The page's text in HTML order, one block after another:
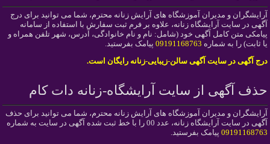
آرایشگران و مدیران آموزشگاه های آرایش زنانه محترم، شما می توانید برای درج
آگهی در سایت آرایشگاه زنانه، علاوه بر فرم ثبت سفارش با استفاده از سامانه
پیامکی متن کامل آگهی خود (شامل: نام و نام خانوادگی، آدرس، شهر تلفن همراه و
یا ثابت) را به شماره 09191168763 پیامک بفرستید.
درج آگهی در سایت آگهی سالن-زیبایی-زنانه رایگان است.
حذف آگهی از سایت آرایشگاه-زنانه دات کام
آرایشگران و مدیران آموزشگاه های آرایش زنانه محترم، شما می توانید برای حذف
آگهی در سایت آرایشگاه زنانه، عدد 00 را با خط ثبت شده آگهی در سایت به شماره
09191168763 پیامک بفرستید.